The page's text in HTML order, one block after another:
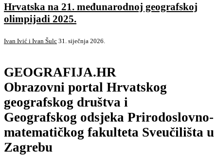
Hrvatska na 21. međunarodnoj geografskoj
olimpijadi 2025.
Ivan Ivić i Ivan Šulc 31. siječnja 2026.
GEOGRAFIJA.HR
Obrazovni portal Hrvatskog
geografskog društva i
Geografskog odsjeka Prirodoslovno-
matematičkog fakulteta Sveučilišta u
Zagrebu